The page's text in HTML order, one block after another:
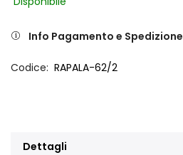
Info Pagamento e Spedizione
Codice RAPALA-62/2
Dettagli